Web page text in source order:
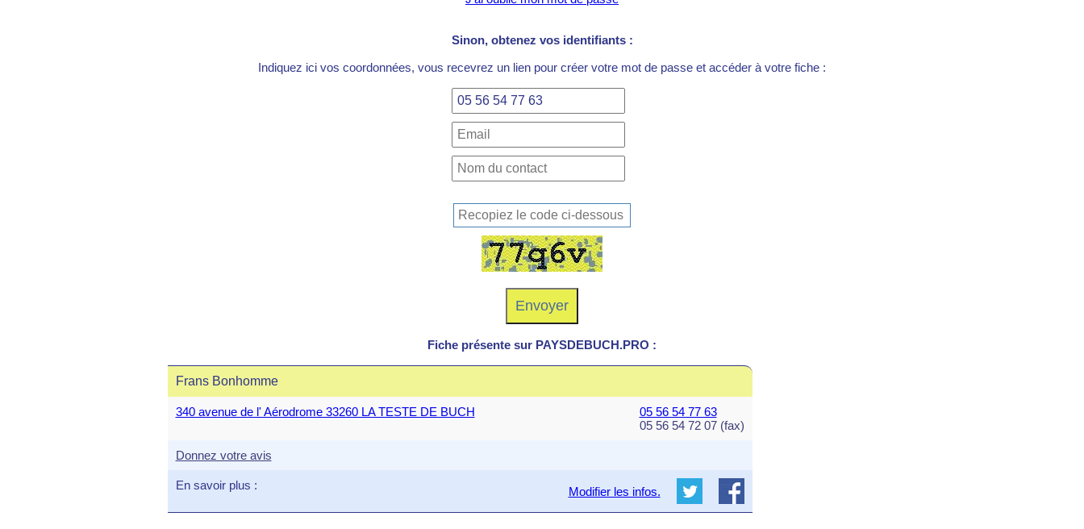
Sinon, obtenez vos identifiants :
Indiquez ici vos coordonnées, vous recevrez un lien pour créer votre mot de passe et accéder à votre fiche :
Fiche présente sur PAYSDEBUCH.PRO :
Frans Bonhomme
340 avenue de l' Aérodrome 33260 LA TESTE DE BUCH
05 56 54 77 63
05 56 54 72 07 (fax)
Donnez votre avis
En savoir plus : Modifier les infos.